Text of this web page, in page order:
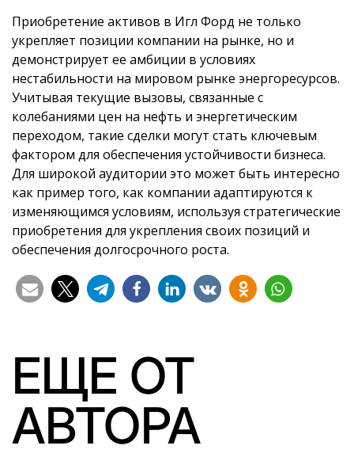
Приобретение активов в Игл Форд не только
укрепляет позиции компании на рынке, но и
демонстрирует ее амбиции в условиях
нестабильности на мировом рынке энергоресурсов.
Учитывая текущие вызовы, связанные с
колебаниями цен на нефть и энергетическим
переходом, такие сделки могут стать ключевым
фактором для обеспечения устойчивости бизнеса.
Для широкой аудитории это может быть интересно
как пример того, как компании адаптируются к
изменяющимся условиям, используя стратегические
приобретения для укрепления своих позиций и
обеспечения долгосрочного роста.
ЕЩЕ ОТ
АВТОРА